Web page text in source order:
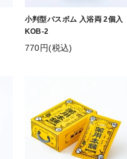
小判型バスボム 入浴両 2個入
KOB-2
770円(税込)